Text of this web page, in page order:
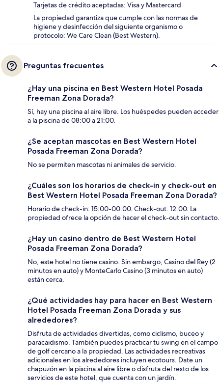
Tarjetas de crédito aceptadas: Visa y Mastercard
La propiedad garantiza que cumple con las normas de
higiene y desinfección del siguiente organismo o
protocolo: We Care Clean (Best Western).
Preguntas frecuentes
¿Hay una piscina en Best Western Hotel Posada
Freeman Zona Dorada?
Sí, hay una piscina al aire libre. Los huéspedes pueden acceder
a la piscina de 08:00 a 21:00.
¿Se aceptan mascotas en Best Western Hotel
Posada Freeman Zona Dorada?
No se permiten mascotas ni animales de servicio.
¿Cuáles son los horarios de check-in y check-out en
Best Western Hotel Posada Freeman Zona Dorada?
Horario de check-in: 15:00-00:00. Check-out: 12:00. La
propiedad ofrece la opción de hacer el check-out sin contacto.
¿Hay un casino dentro de Best Western Hotel
Posada Freeman Zona Dorada?
No, este hotel no tiene casino. Sin embargo, Casino del Rey (2
minutos en auto) y MonteCarlo Casino (3 minutos en auto)
están cerca.
¿Qué actividades hay para hacer en Best Western
Hotel Posada Freeman Zona Dorada y sus
alrededores?
Disfruta de actividades divertidas, como ciclismo, buceo y
paracaidismo. También puedes practicar tu swing en el campo
de golf cercano a la propiedad. Las actividades recreativas
adicionales en los alrededores incluyen ecotours. Date un
chapuzón en la piscina al aire libre o disfruta del resto de los
servicios de este hotel, que cuenta con un jardín.